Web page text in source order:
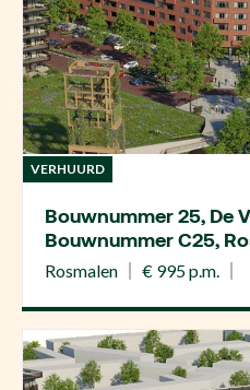
VERHUURD
Bouwnummer 25, De
Bouwnummer C25,
Rosmalen € 995 p.m.